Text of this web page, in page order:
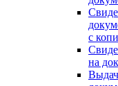
с
на